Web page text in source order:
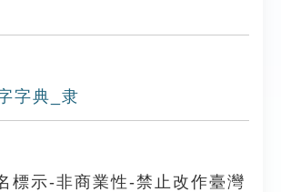
字典_隶
標示-非商業性-禁止改作臺灣